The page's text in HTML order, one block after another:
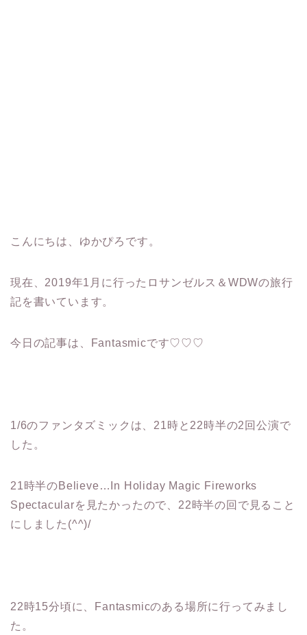
こんにちは、ゆかぴろです。
現在、2019年1月に行ったロサンゼルス＆WDWの旅行
記を書いています。
今日の記事は、Fantasmicです♡♡♡
1/6のファンタズミックは、21時と22時半の2回公演で
した。
21時半のBelieve…In Holiday Magic Fireworks
Spectacularを見たかったので、22時半の回で見ること
にしました(^^)/
22時15分頃に、Fantasmicのある場所に行ってみまし
た。